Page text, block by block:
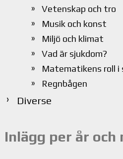
Vetenskap och tro
Musik och konst
Miljö och klimat
Vad är sjukdom?
Matematikens roll i
Regnbågen
Diverse
Inlägg per år och